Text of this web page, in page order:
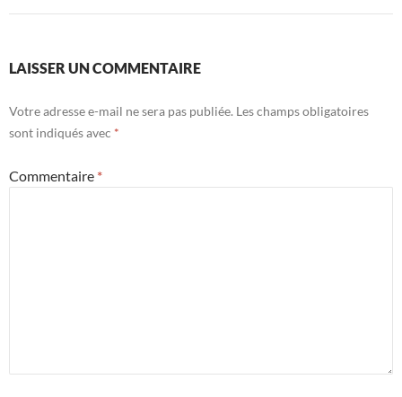
LAISSER UN COMMENTAIRE
Votre adresse e-mail ne sera pas publiée. Les champs obligatoires
sont indiqués avec *
Commentaire *